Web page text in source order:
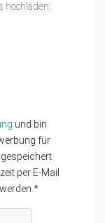
hochladen:
und bin
für
per E-Mail